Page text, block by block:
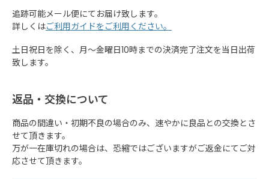
追跡可能メール便にてお届け致します。
詳しくはご利用ガイドをご利用ください。
土日祝日を除く、月～金曜日10時までの決済完了注文を当日出荷
致します。
返品・交換について
商品の間違い・初期不良の場合のみ、速やかに良品との交換とさ
せて頂きます。
万が一在庫切れの場合は、恐縮ではございますがご返金にてご対
応させて頂きます。